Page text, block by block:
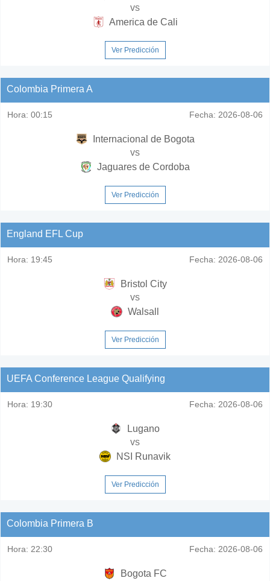
vs
America de Cali
Ver Predicción
Colombia Primera A
Hora: 00:15 Fecha: 2026-08-06
Internacional de Bogota
vs
Jaguares de Cordoba
Ver Predicción
England EFL Cup
Hora: 19:45 Fecha: 2026-08-06
Bristol City
vs
Walsall
Ver Predicción
UEFA Conference League Qualifying
Hora: 19:30 Fecha: 2026-08-06
Lugano
vs
NSI Runavik
Ver Predicción
Colombia Primera B
Hora: 22:30 Fecha: 2026-08-06
Bogota FC